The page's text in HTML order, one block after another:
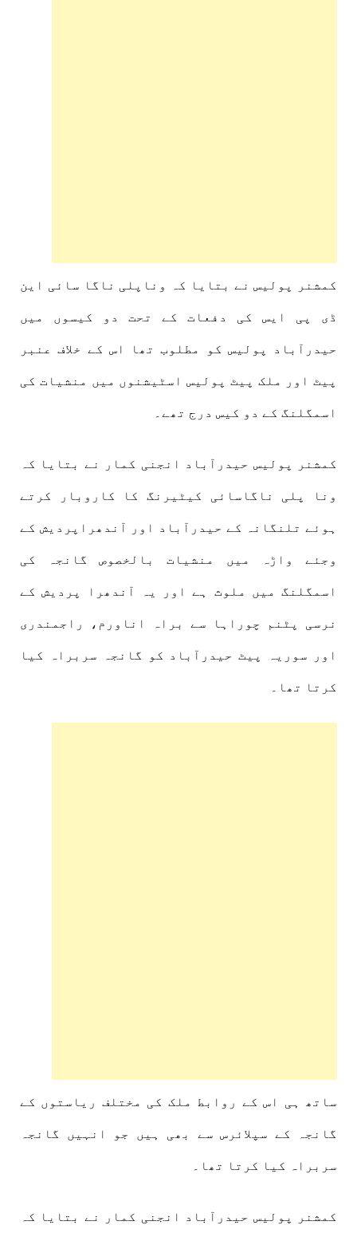
کمشنر پولیس نے بتایا کہ وناپلی ناگا سائی این
ڈی پی ایس کی دفعات کے تحت دو کیسوں میں
حیدرآباد پولیس کو مطلوب تھا اس کے خلاف عنبر
پیٹ اور ملک پیٹ پولیس اسٹیشنوں میں منشیات کی
اسمگلنگ کے دو کیس درج تھے۔
کمشنر پولیس حیدرآباد انجنی کمار نے بتایا کہ
ونا پلی ناگاسائی کیٹیرنگ کا کاروبار کرتے
ہوئے تلنگانہ کے حیدرآباد اور آندھراپردیش کے
وجئے واڑہ میں منشیات بالخصوص گانجہ کی
اسمگلنگ میں ملوث ہے اور یہ آندھرا پردیش کے
نرسی پٹنم چوراہا سے براہ اناورم، راجمندری
اور سوریہ پیٹ حیدرآباد کو گانجہ سربراہ کیا
کرتا تھا۔
ساتھ ہی اس کے روابط ملک کی مختلف ریاستوں کے
گانجہ کے سپلائرس سے بھی ہیں جو انہیں گانجہ
سربراہ کیا کرتا تھا۔
کمشنر پولیس حیدرآباد انجنی کمار نے بتایا کہ